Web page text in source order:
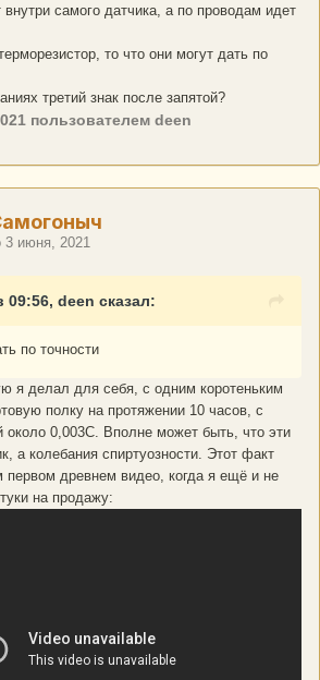
внутри самого датчика, а по проводам идет
то что они могут дать по
третий знак после запятой?
пользователем deen
3 июня, 2021
09:56, deen сказал:
по точности
я делал для себя, с одним коротеньким
полку на протяжении 10 часов, с
около 0,003С. Вполне может быть, что эти
а колебания спиртуозности. Этот факт
первом древнем видео, когда я ещё и не
на продажу: